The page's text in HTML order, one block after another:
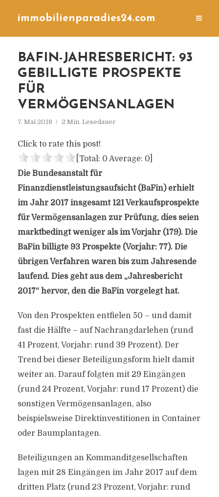
immobilienparadies24.com
BAFIN-JAHRESBERICHT: 93
GEBILLIGTE PROSPEKTE
FÜR
VERMÖGENSANLAGEN
7. Mai 2018 2 Min. Lesedauer
Click to rate this post!
[Total: 0 Average: 0]
Die Bundesanstalt für
Finanzdienstleistungsaufsicht (BaFin) erhielt
im Jahr 2017 insgesamt 121 Verkaufsprospekte
für Vermögensanlagen zur Prüfung, dies seien
marktbedingt weniger als im Vorjahr (179). Die
BaFin billigte 93 Prospekte (Vorjahr: 77). Die
übrigen Verfahren waren bis zum Jahresende
laufend. Dies geht aus dem „Jahresbericht
2017“ hervor, den die BaFin vorgelegt hat.
Von den Prospekten entfielen 50 – und damit
fast die Hälfte – auf Nachrangdarlehen (rund
41 Prozent, Vorjahr: rund 39 Prozent). Der
Trend bei dieser Beteiligungsform hielt damit
weiter an. Darauf folgten mit 29 Eingängen
(rund 24 Prozent, Vorjahr: rund 17 Prozent) die
sonstigen Vermögensanlagen, also
beispielsweise Direktinvestitionen in Container
oder Baumplantagen.
Beteiligungen an Kommanditgesellschaften
lagen mit 28 Eingängen im Jahr 2017 auf dem
dritten Platz (rund 23 Prozent, Vorjahr: rund